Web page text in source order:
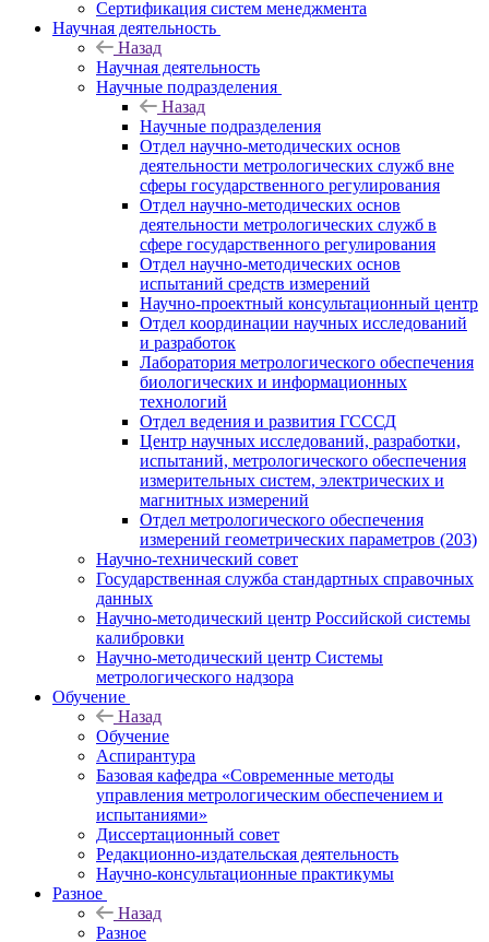
Сертификация систем менеджмента
Научная деятельность
Назад
Научная деятельность
Научные подразделения
Назад
Научные подразделения
Отдел научно-методических основ
деятельности метрологических служб вне
сферы государственного регулирования
Отдел научно-методических основ
деятельности метрологических служб в
сфере государственного регулирования
Отдел научно-методических основ
испытаний средств измерений
Научно-проектный консультационный центр
Отдел координации научных исследований
и разработок
Лаборатория метрологического обеспечения
биологических и информационных
технологий
Отдел ведения и развития ГСССД
Центр научных исследований, разработки,
испытаний, метрологического обеспечения
измерительных систем, электрических и
магнитных измерений
Отдел метрологического обеспечения
измерений геометрических параметров (203)
Научно-технический совет
Государственная служба стандартных справочных
данных
Научно-методический центр Российской системы
калибровки
Научно-методический центр Системы
метрологического надзора
Обучение
Назад
Обучение
Аспирантура
Базовая кафедра «Современные методы
управления метрологическим обеспечением и
испытаниями»
Диссертационный совет
Редакционно-издательская деятельность
Научно-консультационные практикумы
Разное
Назад
Разное